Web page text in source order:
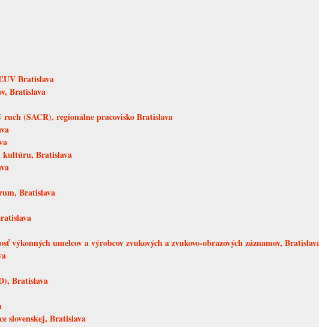
Bratislava
Bratislava
ruch (SACR), regionálne pracovisko Bratislava
kultúru, Bratislava
Bratislava
výkonných umelcov a výrobcov zvukových a zvukovo-obrazových záznamov,
Bratislava
slovenskej, Bratislava